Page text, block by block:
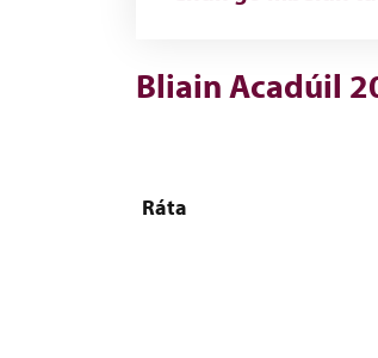
Bliain Acadúil
Ráta